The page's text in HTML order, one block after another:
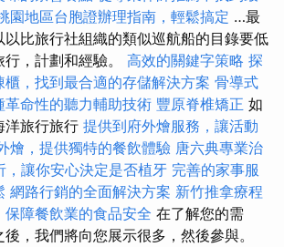
園地區台胞證辦理指南，輕鬆搞定 …最
比旅行社組織的類似巡航船的目錄要低
，計劃和經驗。 高效的關鍵字策略 探
，找到最合適的存儲解決方案 骨導式
命性的聽力輔助技術 豐原脊椎矯正 如
洋旅行旅行 提供到府外燴服務，讓活動
燴，提供獨特的餐飲體驗 唐六典專業治
，讓你安心決定是否植牙 完善的家事服
網路行銷的全面解決方案 新竹推拿療程
障餐飲業的食品安全 在了解您的需
，我們將向您展示很多，然後參與。